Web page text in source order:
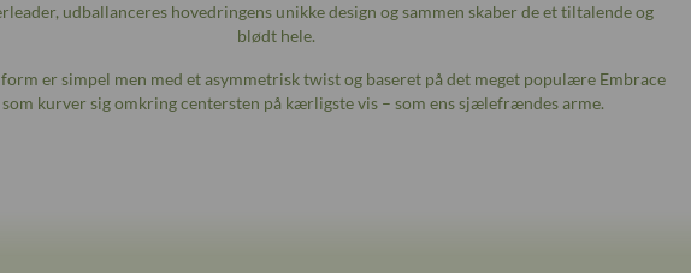
udballanceres hovedringens unikke design og sammen skaber de et tiltalende og
blødt hele.
er simpel men med et asymmetrisk twist og baseret på det meget populære Embrace
som kurver sig omkring centersten på kærligste vis – som ens sjælefrændes arme.